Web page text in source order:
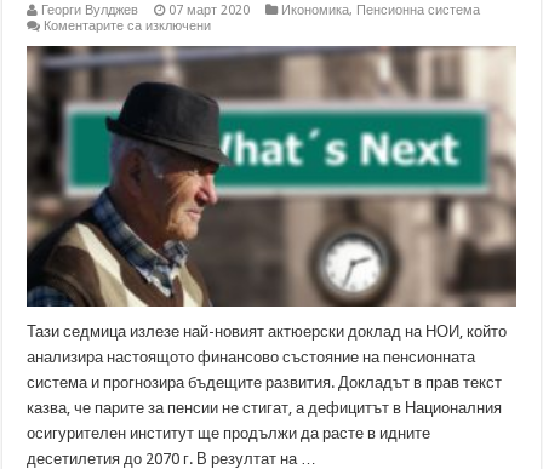
Георги Вулджев 07 март 2020 Икономика, Пенсионна система
Коментарите са изключениза
доклад
подчертава
нуждата
от
пенсионна
реформа
Тази седмица излезе най-новият актюерски доклад на НОИ, който
анализира настоящото финансово състояние на пенсионната
система и прогнозира бъдещите развития. Докладът в прав текст
казва, че парите за пенсии не стигат, а дефицитът в Националния
осигурителен институт ще продължи да расте в идните
десетилетия до 2070 г. В резултат на …